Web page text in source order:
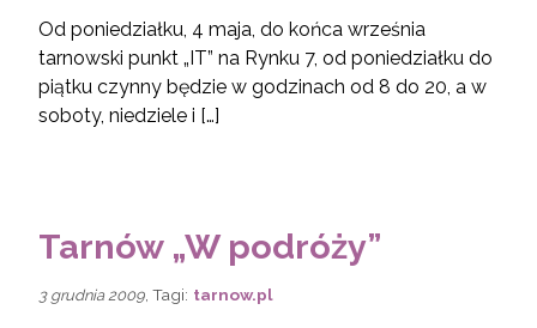
Od poniedziałku, 4 maja, do końca września
tarnowski punkt „IT” na Rynku 7, od poniedziałku do
piątku czynny będzie w godzinach od 8 do 20, a w
soboty, niedziele i […]
Tarnów „W podróży”
3 grudnia 2009 , Tagi: tarnow.pl